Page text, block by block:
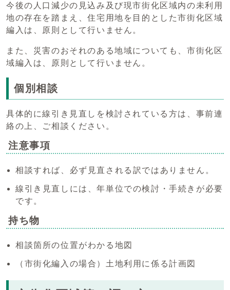
今後の人口減少の見込み及び現市街化区域内の未利用
地の存在を踏まえ、住宅用地を目的とした市街化区域
編入は、原則として行いません。
また、災害のおそれのある地域についても、市街化区
域編入は、原則として行いません。
個別相談
具体的に線引き見直しを検討されている方は、事前連
絡の上、ご相談ください。
注意事項
相談すれば、必ず見直される訳ではありません。
線引き見直しには、年単位での検討・手続きが必要
です。
持ち物
相談箇所の位置がわかる地図
（市街化編入の場合）土地利用に係る計画図